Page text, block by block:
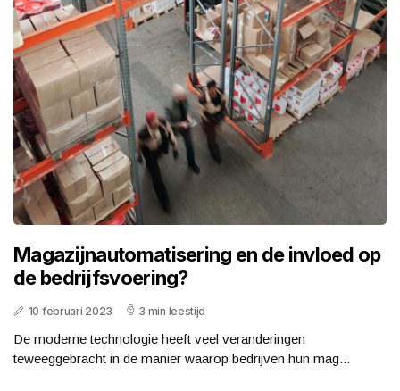
Magazijnautomatisering en de invloed op
de bedrijfsvoering?
10 februari 2023 3 min leestijd
De moderne technologie heeft veel veranderingen
teweeggebracht in de manier waarop bedrijven hun mag...